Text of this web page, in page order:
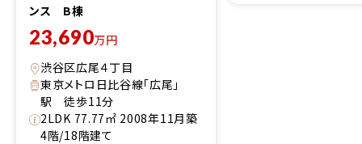
ンス B棟
23,690万円
渋谷区広尾４丁目
東京メトロ日比谷線「広尾」
駅 徒歩11分
2LDK 77.77㎡ 2008年11月築
4階/18階建て